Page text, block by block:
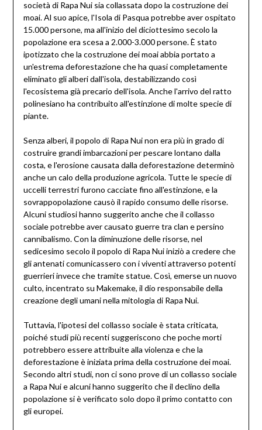
società di Rapa Nui sia collassata dopo la costruzione dei
moai. Al suo apice, l'Isola di Pasqua potrebbe aver ospitato
15.000 persone, ma all'inizio del diciottesimo secolo la
popolazione era scesa a 2.000-3.000 persone. È stato
ipotizzato che la costruzione dei moai abbia portato a
un'estrema deforestazione che ha quasi completamente
eliminato gli alberi dall'isola, destabilizzando così
l'ecosistema già precario dell'isola. Anche l'arrivo del ratto
polinesiano ha contribuito all'estinzione di molte specie di
piante.
Senza alberi, il popolo di Rapa Nui non era più in grado di
costruire grandi imbarcazioni per pescare lontano dalla
costa, e l'erosione causata dalla deforestazione determinò
anche un calo della produzione agricola. Tutte le specie di
uccelli terrestri furono cacciate fino all'estinzione, e la
sovrappopolazione causò il rapido consumo delle risorse.
Alcuni studiosi hanno suggerito anche che il collasso
sociale potrebbe aver causato guerre tra clan e persino
cannibalismo. Con la diminuzione delle risorse, nel
sedicesimo secolo il popolo di Rapa Nui iniziò a credere che
gli antenati comunicassero con i viventi attraverso potenti
guerrieri invece che tramite statue. Così, emerse un nuovo
culto, incentrato su Makemake, il dio responsabile della
creazione degli umani nella mitologia di Rapa Nui.
Tuttavia, l'ipotesi del collasso sociale è stata criticata,
poiché studi più recenti suggeriscono che poche morti
potrebbero essere attribuite alla violenza e che la
deforestazione è iniziata prima della costruzione dei moai.
Secondo altri studi, non ci sono prove di un collasso sociale
a Rapa Nui e alcuni hanno suggerito che il declino della
popolazione si è verificato solo dopo il primo contatto con
gli europei.